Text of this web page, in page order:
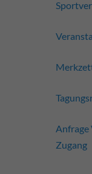
Anfrage
Zugang